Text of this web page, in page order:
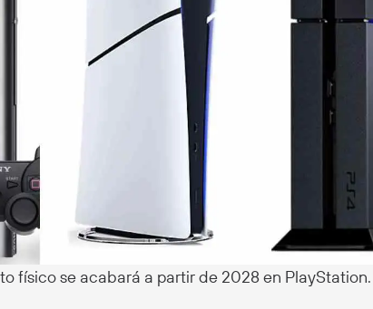
físico se acabará a partir de 2028 en PlayStation.